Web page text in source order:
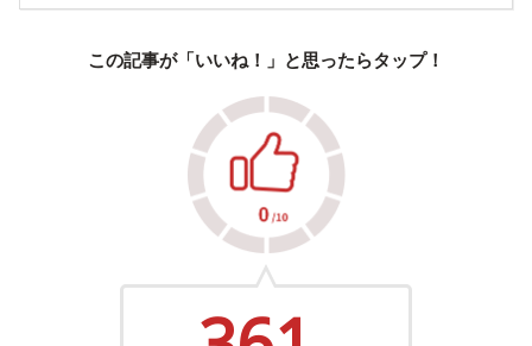
この記事が「いいね！」と思ったらタップ！